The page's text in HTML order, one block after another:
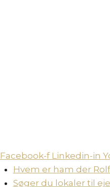
Facebook-f Linkedin-in
Hvem er ham der
Søger du lokaler til